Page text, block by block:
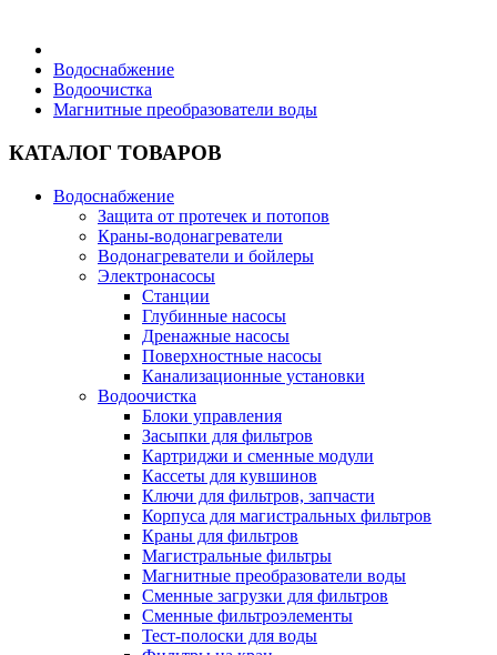
Строительные товары
Все для бани
Полезные статьи
Новости и Акции
Водоснабжение
Водоочистка
Магнитные преобразователи воды
КАТАЛОГ ТОВАРОВ
Водоснабжение
Защита от протечек и потопов
Краны-водонагреватели
Водонагреватели и бойлеры
Электронасосы
Станции
Глубинные насосы
Дренажные насосы
Поверхностные насосы
Канализационные установки
Водоочистка
Блоки управления
Засыпки для фильтров
Картриджи и сменные модули
Кассеты для кувшинов
Ключи для фильтров, запчасти
Корпуса для магистральных фильтров
Краны для фильтров
Магистральные фильтры
Магнитные преобразователи воды
Сменные загрузки для фильтров
Сменные фильтроэлементы
Тест-полоски для воды